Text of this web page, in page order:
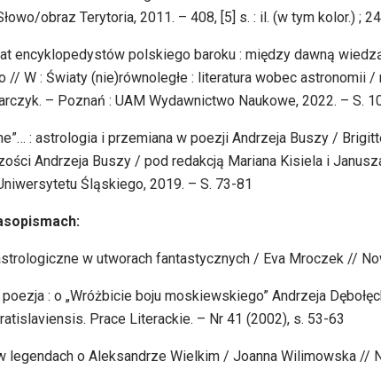
obraz Terytoria, 2011. – 408, [5] s. : il. (w tym kolor.) ;
encyklopedystów polskiego baroku : między dawną
// W : Światy (nie)równoległe : literatura wobec astronomii /
– Poznań : UAM Wydawnictwo Naukowe, 2022. – S.
: astrologia i przemiana w poezji Andrzeja Buszy /
Andrzeja Buszy / pod redakcją Mariana Kisiela i
Śląskiego, 2019. – S. 73-81
w utworach fantastycznych / Eva Mroczek //
: o „Wróżbicie boju moskiewskiego” Andrzeja
Prace Literackie. – Nr 41 (2002), s. 53-63
legendach o Aleksandrze Wielkim / Joanna Wilimowska //